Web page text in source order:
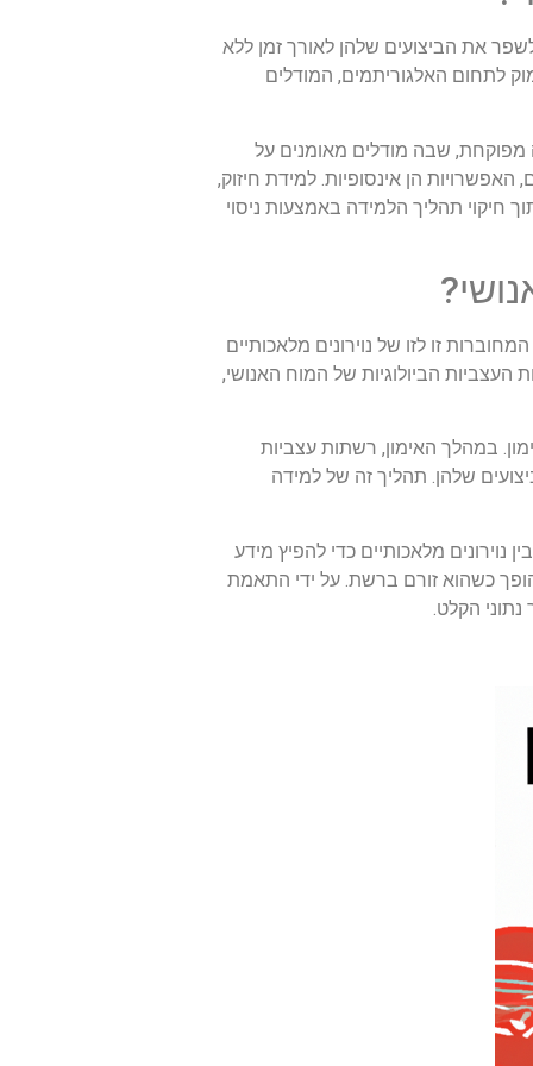
את הביצועים שלהן לאורך זמן ללא
לתחום האלגוריתמים, המודלים
מפוקחת, שבה מודלים מאומנים על
הן אינסופיות. למידת חיזוק,
חיקוי תהליך הלמידה באמצעות ניסוי
זו לזו של נוירונים מלאכותיים
העצביות הביולוגיות של המוח האנושי,
במהלך האימון, רשתות עצביות
שלהן. תהליך זה של למידה
מלאכותיים כדי להפיץ מידע
כשהוא זורם ברשת. על ידי התאמת
הקלט.